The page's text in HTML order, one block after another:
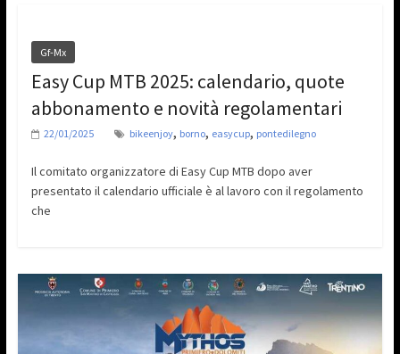
Gf-Mx
Easy Cup MTB 2025: calendario, quote
abbonamento e novità regolamentari
22/01/2025 bikeenjoy, borno, easycup, pontedilegno
Il comitato organizzatore di Easy Cup MTB dopo aver
presentato il calendario ufficiale è al lavoro con il regolamento
che